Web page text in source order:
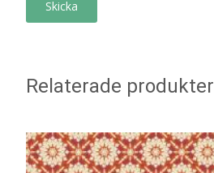
Relaterade produkter